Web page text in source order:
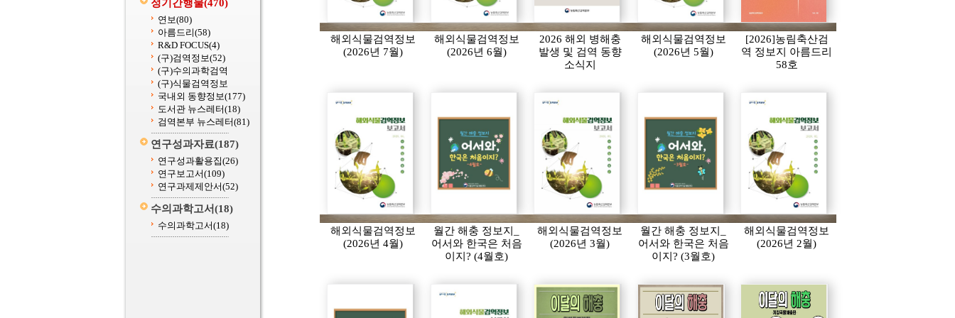
정기간행물(470)
연보(80)
아름드리(58)
R&D FOCUS(4)
(구)검역정보(52)
(구)수의과학검역
(구)식물검역정보
국내외 동향정보(177)
도서관 뉴스레터(18)
검역본부 뉴스레터(81)
연구성과자료(187)
연구성과활용집(26)
연구보고서(109)
연구과제제안서(52)
수의과학고서(18)
수의과학고서(18)
해외식물검역정보
(2026년 7월)
해외식물검역정보
(2026년 6월)
2026 해외 병해충
발생 및 검역 동향
소식지
해외식물검역정보
(2026년 5월)
[2026]농림축산검
역 정보지 아름드리
58호
해외식물검역정보
(2026년 4월)
월간 해충 정보지_
어서와 한국은 처음
이지? (4월호)
해외식물검역정보
(2026년 3월)
월간 해충 정보지_
어서와 한국은 처음
이지? (3월호)
해외식물검역정보
(2026년 2월)